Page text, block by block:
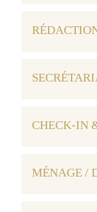
CHECK-IN
MÉNAGE /